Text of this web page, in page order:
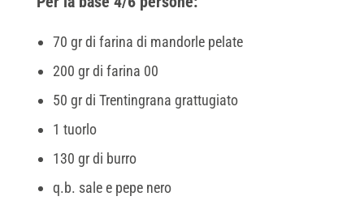
70 gr di farina di mandorle pelate
200 gr di farina 00
50 gr di Trentingrana grattugiato
1 tuorlo
130 gr di burro
q.b. sale e pepe nero